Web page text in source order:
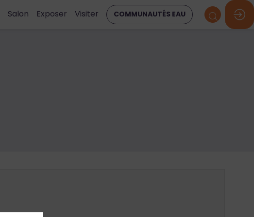
Salon Exposer Visiter COMMUNAUTÉS EAU